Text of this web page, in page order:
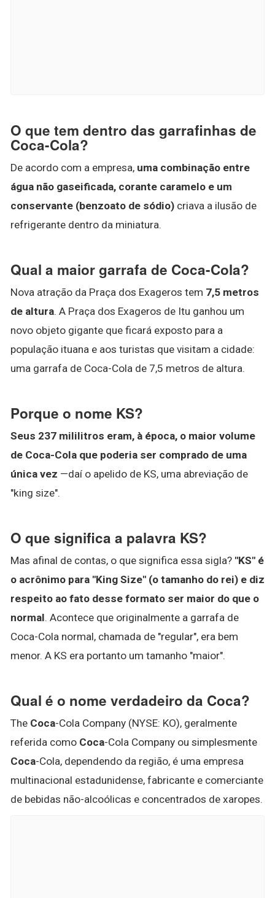
O que tem dentro das garrafinhas de
Coca-Cola?
De acordo com a empresa, uma combinação entre
água não gaseificada, corante caramelo e um
conservante (benzoato de sódio) criava a ilusão de
refrigerante dentro da miniatura.
Qual a maior garrafa de Coca-Cola?
Nova atração da Praça dos Exageros tem 7,5 metros
de altura. A Praça dos Exageros de Itu ganhou um
novo objeto gigante que ficará exposto para a
população ituana e aos turistas que visitam a cidade:
uma garrafa de Coca-Cola de 7,5 metros de altura.
Porque o nome KS?
Seus 237 mililitros eram, à época, o maior volume
de Coca-Cola que poderia ser comprado de uma
única vez —daí o apelido de KS, uma abreviação de
"king size".
O que significa a palavra KS?
Mas afinal de contas, o que significa essa sigla? "KS" é
o acrônimo para "King Size" (o tamanho do rei) e diz
respeito ao fato desse formato ser maior do que o
normal. Acontece que originalmente a garrafa de
Coca-Cola normal, chamada de "regular", era bem
menor. A KS era portanto um tamanho "maior".
Qual é o nome verdadeiro da Coca?
The Coca-Cola Company (NYSE: KO), geralmente
referida como Coca-Cola Company ou simplesmente
Coca-Cola, dependendo da região, é uma empresa
multinacional estadunidense, fabricante e comerciante
de bebidas não-alcoólicas e concentrados de xaropes.